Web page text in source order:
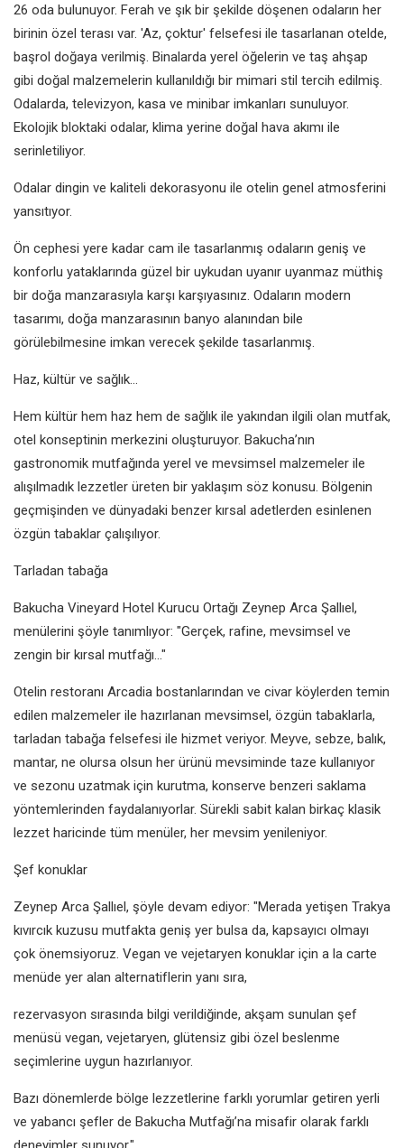
26 oda bulunuyor. Ferah ve şık bir şekilde döşenen odaların her
birinin özel terası var. 'Az, çoktur' felsefesi ile tasarlanan otelde,
başrol doğaya verilmiş. Binalarda yerel öğelerin ve taş ahşap
gibi doğal malzemelerin kullanıldığı bir mimari stil tercih edilmiş.
Odalarda, televizyon, kasa ve minibar imkanları sunuluyor.
Ekolojik bloktaki odalar, klima yerine doğal hava akımı ile
serinletiliyor.
Odalar dingin ve kaliteli dekorasyonu ile otelin genel atmosferini
yansıtıyor.
Ön cephesi yere kadar cam ile tasarlanmış odaların geniş ve
konforlu yataklarında güzel bir uykudan uyanır uyanmaz müthiş
bir doğa manzarasıyla karşı karşıyasınız. Odaların modern
tasarımı, doğa manzarasının banyo alanından bile
görülebilmesine imkan verecek şekilde tasarlanmış.
Haz, kültür ve sağlık...
Hem kültür hem haz hem de sağlık ile yakından ilgili olan mutfak,
otel konseptinin merkezini oluşturuyor. Bakucha’nın
gastronomik mutfağında yerel ve mevsimsel malzemeler ile
alışılmadık lezzetler üreten bir yaklaşım söz konusu. Bölgenin
geçmişinden ve dünyadaki benzer kırsal adetlerden esinlenen
özgün tabaklar çalışılıyor.
Tarladan tabağa
Bakucha Vineyard Hotel Kurucu Ortağı Zeynep Arca Şallıel,
menülerini şöyle tanımlıyor: "Gerçek, rafine, mevsimsel ve
zengin bir kırsal mutfağı..."
Otelin restoranı Arcadia bostanlarından ve civar köylerden temin
edilen malzemeler ile hazırlanan mevsimsel, özgün tabaklarla,
tarladan tabağa felsefesi ile hizmet veriyor. Meyve, sebze, balık,
mantar, ne olursa olsun her ürünü mevsiminde taze kullanıyor
ve sezonu uzatmak için kurutma, konserve benzeri saklama
yöntemlerinden faydalanıyorlar. Sürekli sabit kalan birkaç klasik
lezzet haricinde tüm menüler, her mevsim yenileniyor.
Şef konuklar
Zeynep Arca Şallıel, şöyle devam ediyor: "Merada yetişen Trakya
kıvırcık kuzusu mutfakta geniş yer bulsa da, kapsayıcı olmayı
çok önemsiyoruz. Vegan ve vejetaryen konuklar için a la carte
menüde yer alan alternatiflerin yanı sıra,
rezervasyon sırasında bilgi verildiğinde, akşam sunulan şef
menüsü vegan, vejetaryen, glütensiz gibi özel beslenme
seçimlerine uygun hazırlanıyor.
Bazı dönemlerde bölge lezzetlerine farklı yorumlar getiren yerli
ve yabancı şefler de Bakucha Mutfağı’na misafir olarak farklı